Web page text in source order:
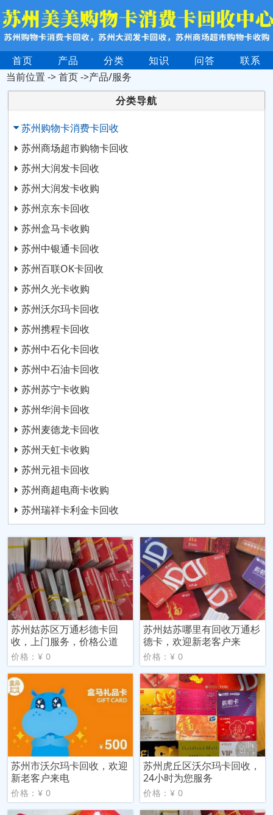
首页 产品 分类 知识 问答
联系
当前位置 ->首页->产品/服务
分类导航
苏州购物卡消费卡回收
苏州商场超市购物卡回收
苏州大润发卡回收
苏州大润发卡收购
苏州京东卡回收
苏州盒马卡收购
苏州中银通卡回收
苏州百联OK卡回收
苏州久光卡收购
苏州沃尔玛卡回收
苏州携程卡回收
苏州中石化卡回收
苏州中石油卡回收
苏州苏宁卡收购
苏州华润卡回收
苏州麦德龙卡回收
苏州天虹卡收购
苏州元祖卡回收
苏州商超电商卡收购
苏州瑞祥卡利金卡回收
苏州姑苏区万通杉德卡回
收，上门服务，价格公道
价格：¥ 0
苏州姑苏哪里有回收万通杉
德卡，欢迎新老客户来
价格：¥ 0
苏州市沃尔玛卡回收，欢迎
新老客户来电
价格：¥ 0
苏州虎丘区沃尔玛卡回收，
24小时为您服务
价格：¥ 0